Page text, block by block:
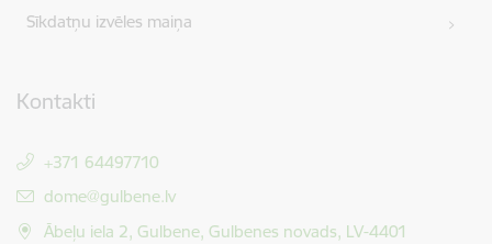
Sīkdatņu izvēles maiņa
Kontakti
+371 64497710
E-pasts:
dome@gulbene.lv
Ābeļu iela 2, Gulbene, Gulbenes novads, LV-4401